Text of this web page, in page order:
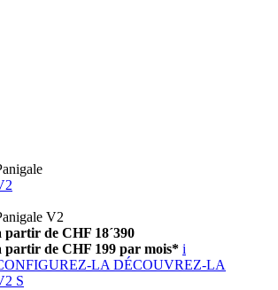
V2
partir de CHF 18´390
partir de CHF 199 par mois* i
LA DÉCOUVREZ-LA
S